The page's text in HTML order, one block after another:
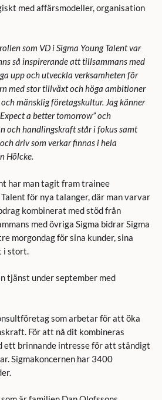
med affärsmodeller, organisation
som VD i Sigma Young Talent var
så inspirerande att tillsammans med
upp och utveckla verksamheten för
med stor tillväxt och höga ambitioner
mänsklig företagskultur. Jag känner
a better tomorrow” och
och handlingskraft står i fokus samt
driv som verkar finnas i hela
Hölcke.
har man tagit fram trainee
för nya talanger, där man varvar
kombinerat med stöd från
med övriga Sigma bidrar Sigma
morgondag för sina kunder, sina
i stort.
tjänst under september med
som arbetar för att öka
För att nå dit kombineras
ett brinnande intresse för att ständigt
Sigmakoncernen har 3400